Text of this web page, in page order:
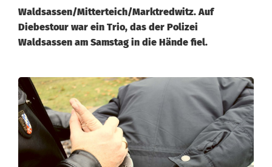
Waldsassen/Mitterteich/Marktredwitz. Auf
Diebestour war ein Trio, das der Polizei
Waldsassen am Samstag in die Hände fiel.
P
o
l